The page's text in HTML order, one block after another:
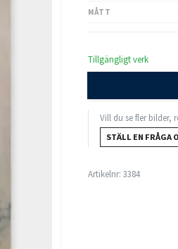
MÅTT
Tillgängligt verk
Vill du se fler bilder,
STÄLL EN FRÅGA
Artikelnr: 3384